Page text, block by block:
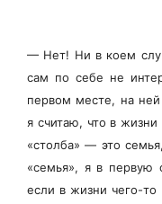
— Нет! Ни в коем
сам по себе не
первом месте, на
я считаю, что в
«столба» — это
«семья», я в первую
если в жизни чего-то